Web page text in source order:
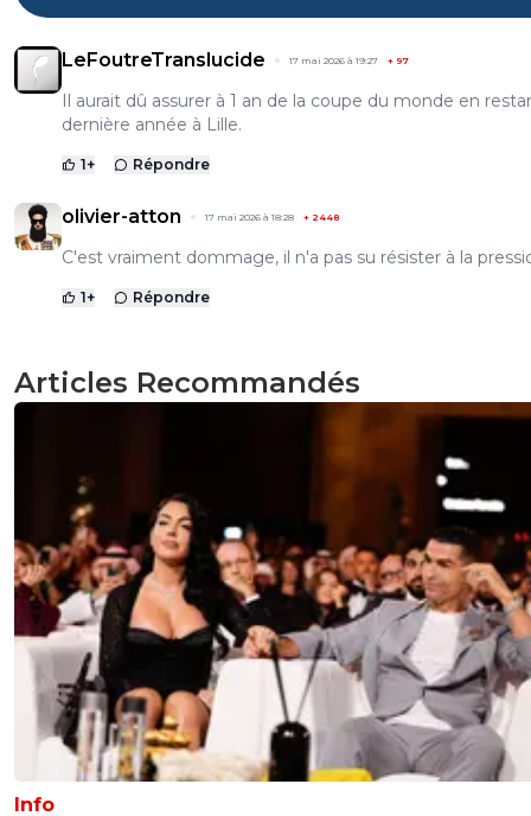
LeFoutreTranslucide 17 mai 2026 à 19:27 + 97
Il aurait dû assurer à 1 an de la coupe du monde en
dernière année à Lille.
1+ Répondre
olivier-atton 17 mai 2026 à 18:28 + 2448
C'est vraiment dommage, il n'a pas su résister à la
1+ Répondre
Articles Recommandés
Info